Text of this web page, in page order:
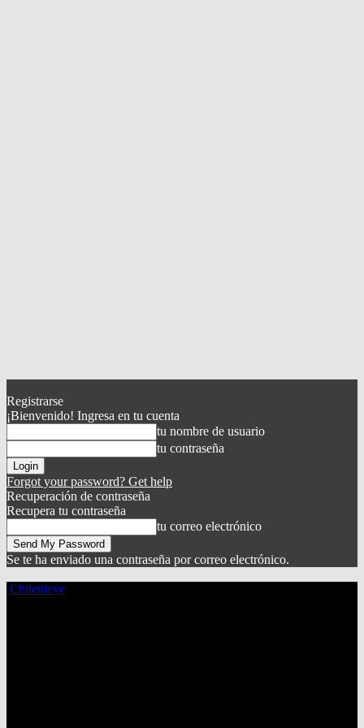
Registrarse
¡Bienvenido! Ingresa en tu cuenta
tu nombre de usuario
tu contraseña
Forgot your password? Get help
Recuperación de contraseña
Recupera tu contraseña
tu correo electrónico
Se te ha enviado una contraseña por correo electrónico.
Chilenieve